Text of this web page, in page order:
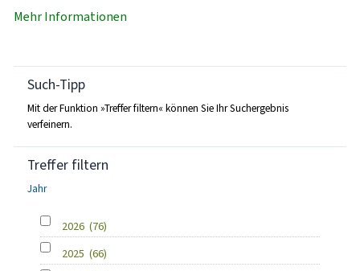
Mehr Informationen
Such-Tipp
Mit der Funktion »Treffer filtern« können Sie Ihr Suchergebnis
verfeinern.
Treffer filtern
Jahr
2026 (76)
2025 (66)